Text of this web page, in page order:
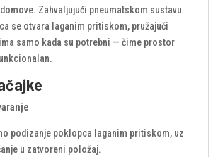
Zahvaljujući pneumatskom sustavu
se otvara laganim pritiskom, pružajući
samo kada su potrebni — čime prostor
podizanje poklopca laganim pritiskom, uz
u zatvoreni položaj.